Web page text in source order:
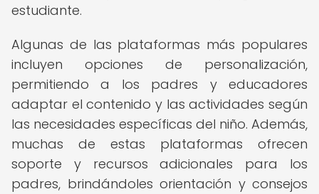
estudiante.
Algunas de las plataformas más populares
incluyen opciones de personalización,
permitiendo a los padres y educadores
adaptar el contenido y las actividades según
las necesidades específicas del niño. Además,
muchas de estas plataformas ofrecen
soporte y recursos adicionales para los
padres, brindándoles orientación y consejos